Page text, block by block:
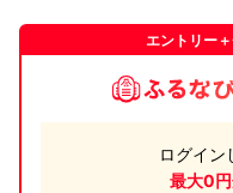
エントリー
ログイン
最大0